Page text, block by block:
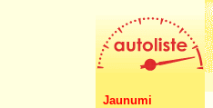
Jaunumi